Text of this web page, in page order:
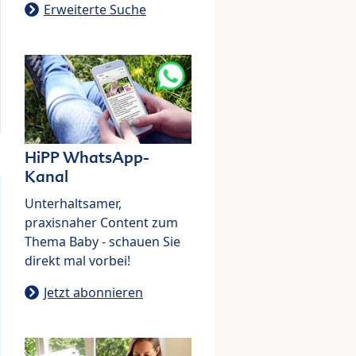
Erweiterte Suche
HiPP WhatsApp-
Kanal
Unterhaltsamer,
praxisnaher Content zum
Thema Baby - schauen Sie
direkt mal vorbei!
Jetzt abonnieren